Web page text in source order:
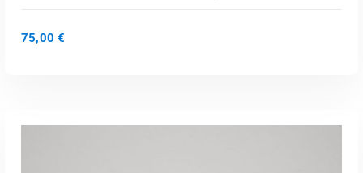
75,00 €